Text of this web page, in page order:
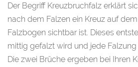
Der Begriff Kreuzbruchfalz erklärt
nach dem Falzen ein Kreuz auf
Falzbogen sichtbar ist. Dieses
mittig gefalzt wird und jede Falzung
Die zwei Brüche ergeben bei Ihren